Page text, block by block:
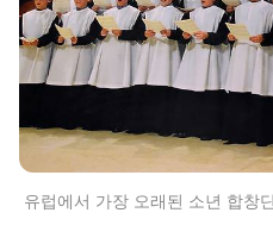
유럽에서 가장 오래된 소년 합창